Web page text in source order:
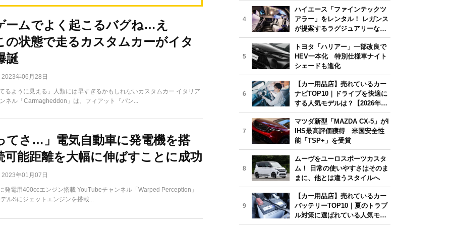
ームでよく起こるバグね…え
の状態で走るカスタムカーがイタ
誕
2023年06月28日
るように見える」人類には早すぎるかもしれないカスタムカー イタリア
ネル「Carmagheddon」は、フィアット『パン...
てさ…」電気自動車に発電機を搭
可能距離を大幅に伸ばすことに成功
2023年01月07日
発電用400ccエンジン搭載 YouTubeチャンネル「Warped Perception」
ルSにジェットエンジンを搭載...
4
ハイエース「ファインテックツ
アラー」をレンタル！ レガンス
が提案するラグジュアリーな移
動体験
5
トヨタ「ハリアー」一部改良で
HEV一本化 特別仕様車ナイト
シェードも進化
6
【カー用品店】売れているカー
ナビTOP10｜ドライブを快適に
する人気モデルは？【2026年6
月版】
7
マツダ新型「MAZDA CX-5」がI
IHS最高評価獲得 米国安全性
能「TSP+」を受賞
8
ムーヴをユーロスポーツカスタ
ム！ 日常の使いやすさはそのま
まに、他とは違うスタイルへ
9
【カー用品店】売れているカー
バッテリーTOP10｜夏のトラブ
ル対策に選ばれている人気モデ